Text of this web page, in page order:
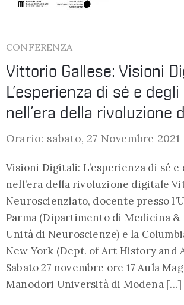
CONFERENZA
Vittorio Gallese: Visioni
L’esperienza di sé e
nell’era della rivoluzione
Orario: sabato, 27 Novembre 2021
Visioni Digitali: L’esperienza di sé
nell’era della rivoluzione digitale
Neuroscienziato, docente presso
Parma (Dipartimento di Medicina
Unità di Neuroscienze) e la
New York (Dept. of Art History and
Sabato 27 novembre ore 17 Aula
Manodori Università di Modena […]